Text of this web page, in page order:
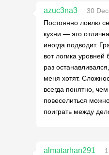
azuc3na3
30
Постоянно ловлю
кухни — это
иногда подводит.
вот логика уровней
раз
меня хотят.
всегда понятно,
повеселиться
поиграть между
almatarhan291